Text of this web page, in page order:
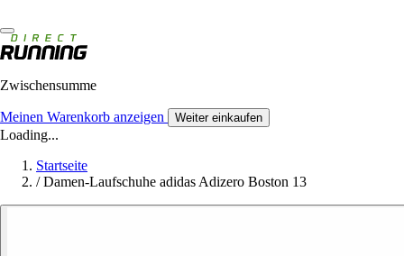
Zwischensumme
Meinen Warenkorb anzeigen Weiter einkaufen
Loading...
Startseite
/ Damen-Laufschuhe adidas Adizero Boston 13